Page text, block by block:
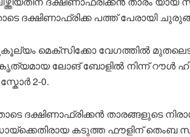
ദക്ഷിണാഫ്രിക്ക പത്ത് പേരായി
മെക്‌സിക്കോ വേഗത്തിൽ
ലോങ് ബോളിൽ നിന്ന് റൗൾ
2-0.
ദക്ഷിണാഫ്രിക്കൻ താരങ്ങളുടെ
കടുത്ത ഫൗളിന്